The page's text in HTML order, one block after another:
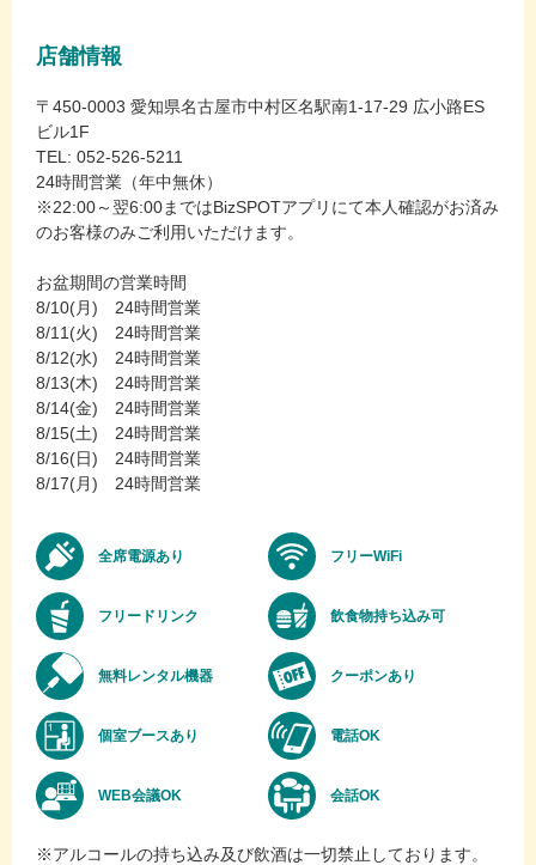
店舗情報
〒450-0003 愛知県名古屋市中村区名駅南1-17-29 広小路ES
ビル1F
TEL: 052-526-5211
24時間営業（年中無休）
※22:00～翌6:00まではBizSPOTアプリにて本人確認がお済み
のお客様のみご利用いただけます。
お盆期間の営業時間
8/10(月) 24時間営業
8/11(火) 24時間営業
8/12(水) 24時間営業
8/13(木) 24時間営業
8/14(金) 24時間営業
8/15(土) 24時間営業
8/16(日) 24時間営業
8/17(月) 24時間営業
全席電源あり フリーWiFi
フリードリンク 飲食物持ち込み可
無料レンタル機器 クーポンあり
個室ブースあり 電話OK
WEB会議OK 会話OK
※アルコールの持ち込み及び飲酒は一切禁止しております。